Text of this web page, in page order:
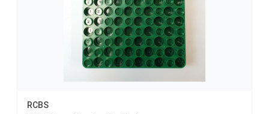
RCBS